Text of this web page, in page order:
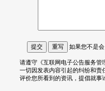
如果您不是会
请遵守《互联网电子公告服务管
一切因发表内容引起的纠纷和责
评价您所看到的资讯，提倡就事